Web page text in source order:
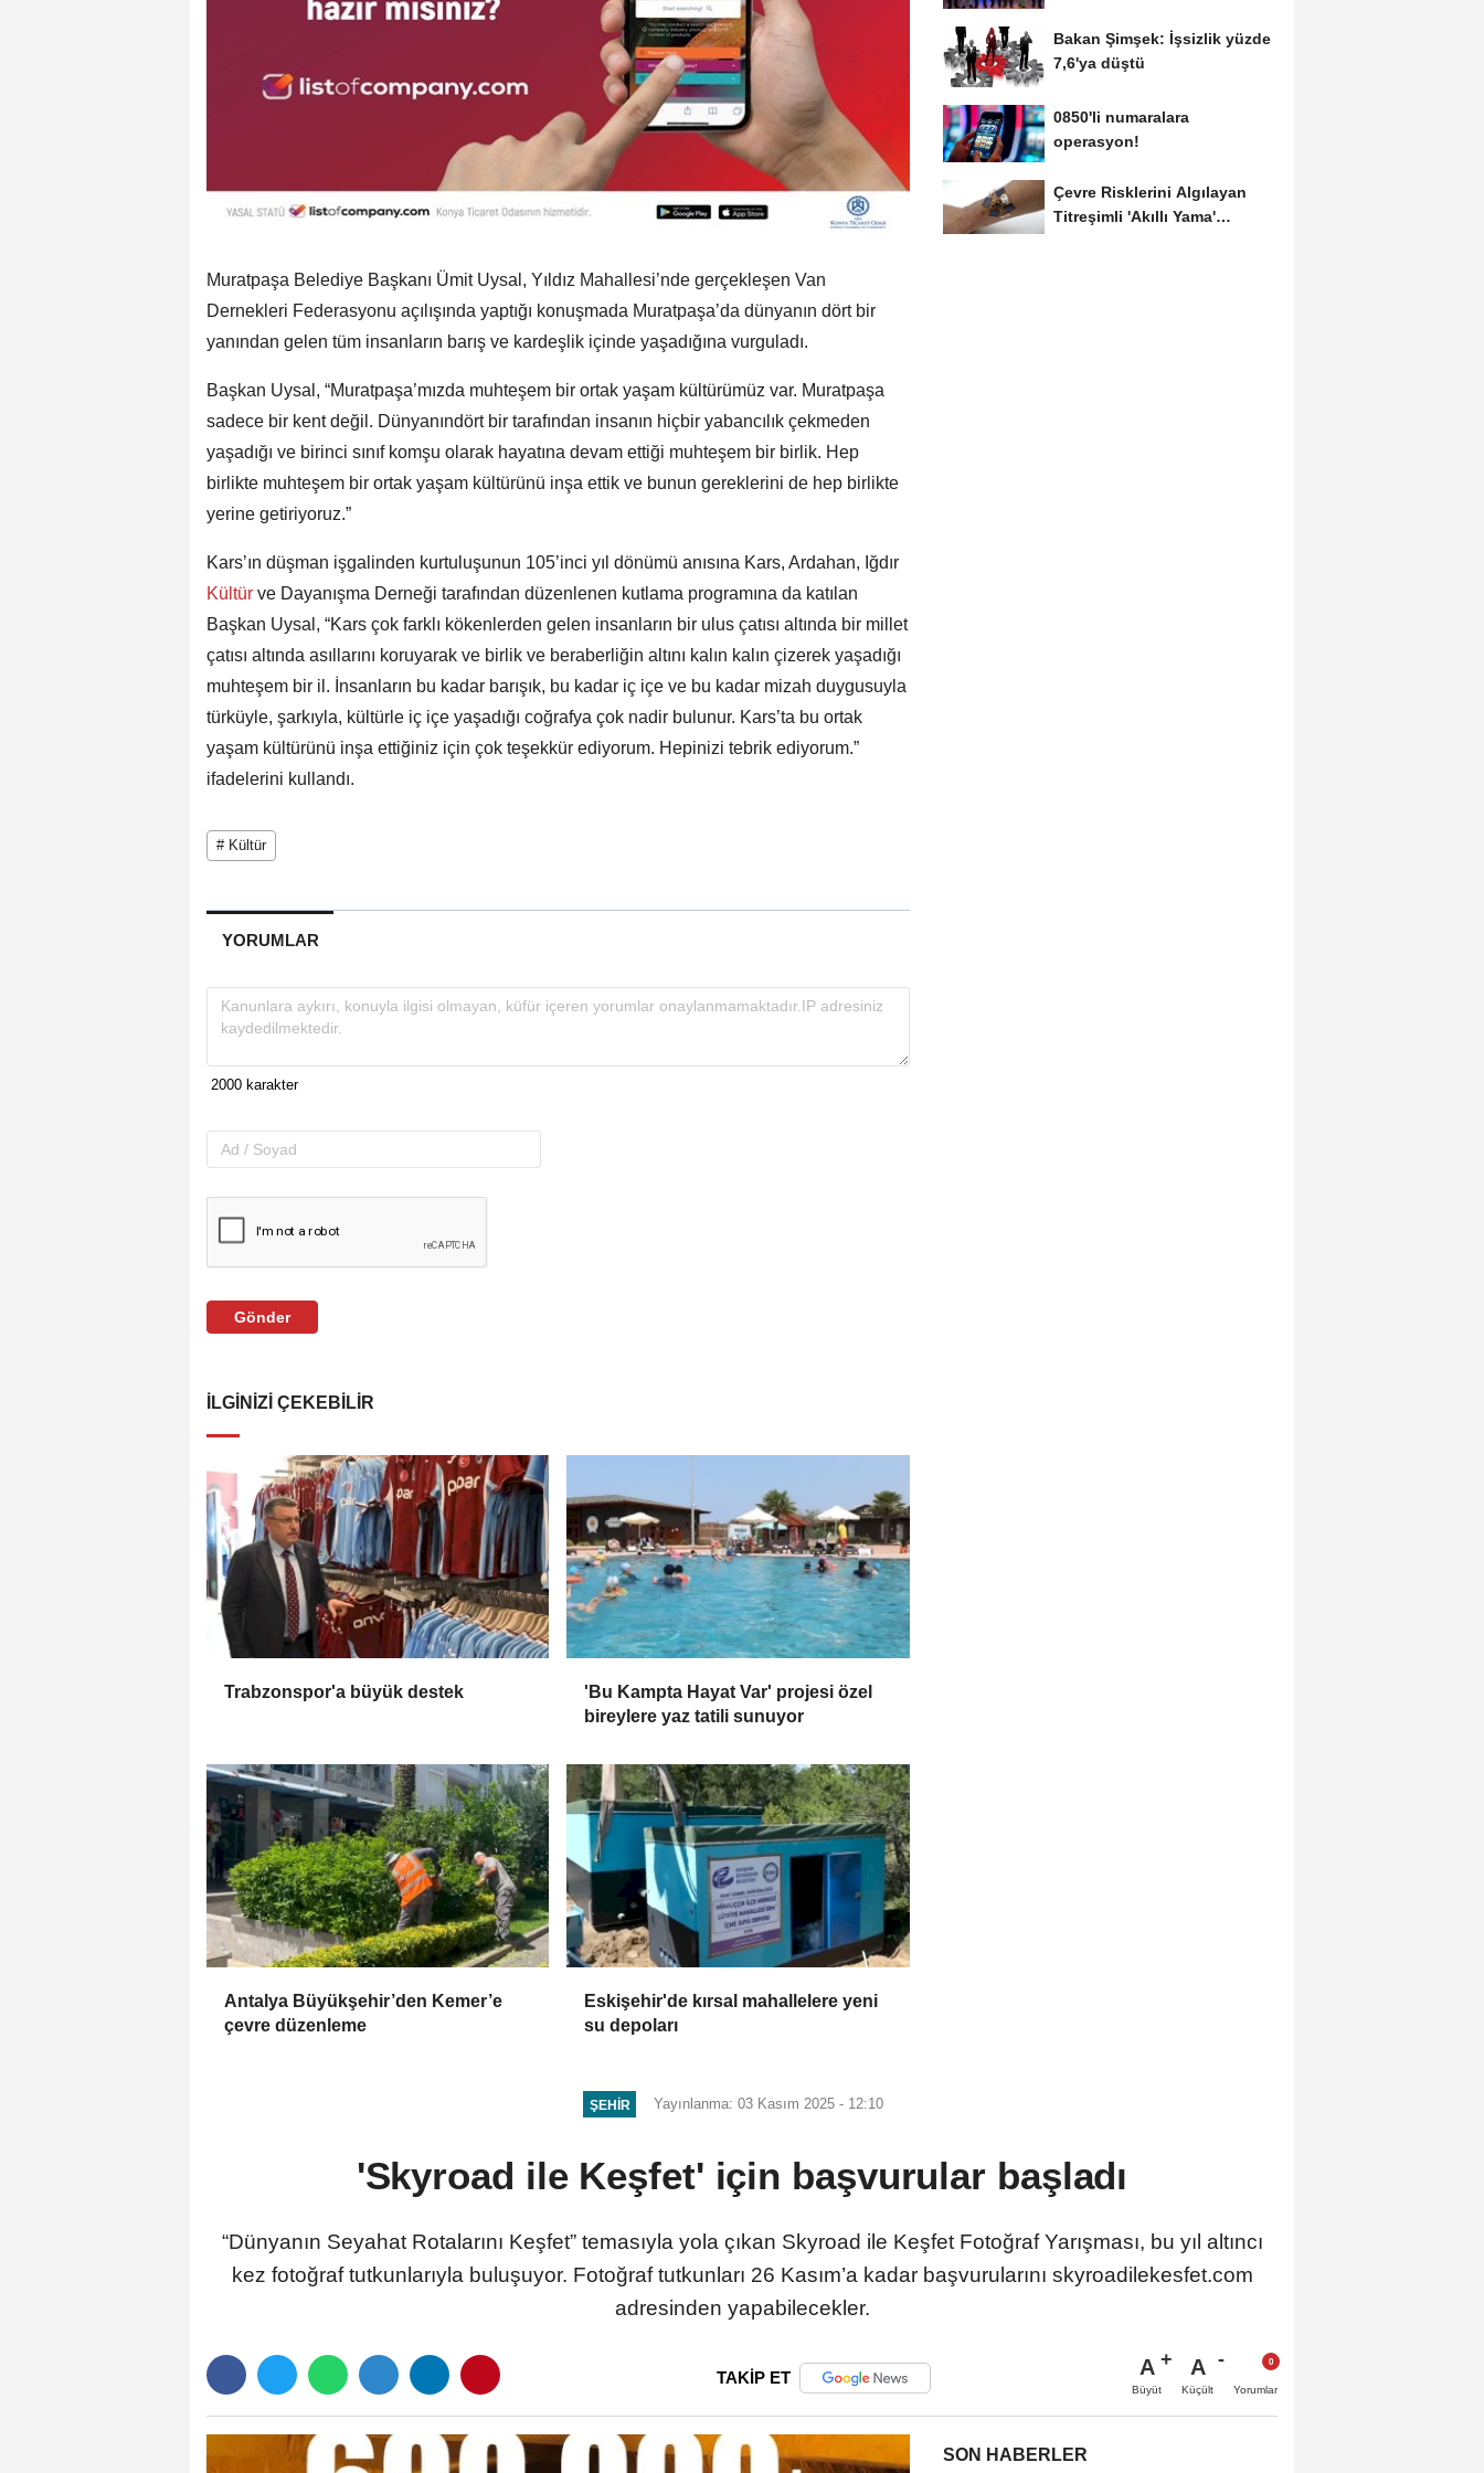
Muratpaşa Belediye Başkanı Ümit Uysal, Yıldız Mahallesi’nde gerçekleşen Van
Dernekleri Federasyonu açılışında yaptığı konuşmada Muratpaşa’da dünyanın dört bir
yanından gelen tüm insanların barış ve kardeşlik içinde yaşadığına vurguladı.
Başkan Uysal, “Muratpaşa’mızda muhteşem bir ortak yaşam kültürümüz var. Muratpaşa
sadece bir kent değil. Dünyanındört bir tarafından insanın hiçbir yabancılık çekmeden
yaşadığı ve birinci sınıf komşu olarak hayatına devam ettiği muhteşem bir birlik. Hep
birlikte muhteşem bir ortak yaşam kültürünü inşa ettik ve bunun gereklerini de hep birlikte
yerine getiriyoruz.”
Kars’ın düşman işgalinden kurtuluşunun 105’inci yıl dönümü anısına Kars, Ardahan, Iğdır
Kültür ve Dayanışma Derneği tarafından düzenlenen kutlama programına da katılan
Başkan Uysal, “Kars çok farklı kökenlerden gelen insanların bir ulus çatısı altında bir millet
çatısı altında asıllarını koruyarak ve birlik ve beraberliğin altını kalın kalın çizerek yaşadığı
muhteşem bir il. İnsanların bu kadar barışık, bu kadar iç içe ve bu kadar mizah duygusuyla
türküyle, şarkıyla, kültürle iç içe yaşadığı coğrafya çok nadir bulunur. Kars’ta bu ortak
yaşam kültürünü inşa ettiğiniz için çok teşekkür ediyorum. Hepinizi tebrik ediyorum.”
ifadelerini kullandı.
# Kültür
YORUMLAR
Gönder
İLGINIZI ÇEKEBILIR
Trabzonspor'a büyük destek
'Bu Kampta Hayat Var' projesi özel
bireylere yaz tatili sunuyor
Antalya Büyükşehir’den Kemer’e
çevre düzenleme
Eskişehir'de kırsal mahallelere yeni
su depoları
Bakan Şimşek: İşsizlik yüzde
7,6'ya düştü
0850'li numaralara
operasyon!
Çevre Risklerini Algılayan
Titreşimli 'Akıllı Yama'
ŞEHIR Yayınlanma: 03 Kasım 2025 - 12:10
'Skyroad ile Keşfet' için başvurular başladı
“Dünyanın Seyahat Rotalarını Keşfet” temasıyla yola çıkan Skyroad ile Keşfet Fotoğraf Yarışması, bu yıl altıncı
kez fotoğraf tutkunlarıyla buluşuyor. Fotoğraf tutkunları 26 Kasım’a kadar başvurularını skyroadilekesfet.com
adresinden yapabilecekler.
TAKİP ET A
Büyüt
A
Küçült Yorumlar
SON HABERLER